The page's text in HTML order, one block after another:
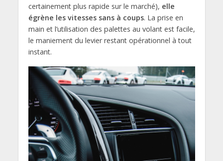
certainement plus rapide sur le marché), elle
égrène les vitesses sans à coups. La prise en
main et l’utilisation des palettes au volant est facile,
le maniement du levier restant opérationnel à tout
instant.